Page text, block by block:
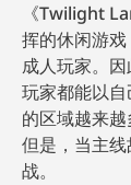
《Twilight
挥的休闲游
成人玩家。
玩家都能以
的区域越来越
但是，当主
战。